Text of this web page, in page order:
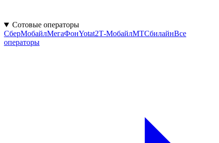
Сотовые операторы
СберМобайлМегаФонYotat2Т‑МобайлМТСбилайнВсе
операторы